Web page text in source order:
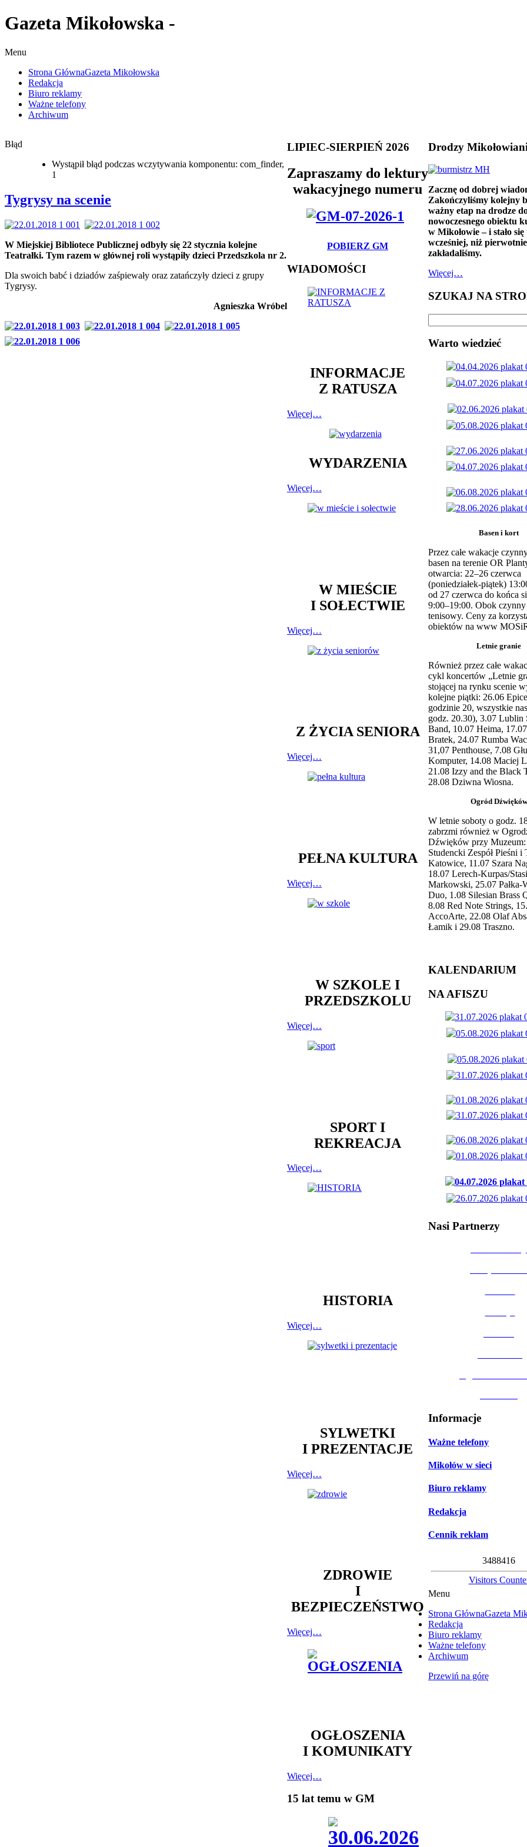
Gazeta Mikołowska -
Menu
Strona GłównaGazeta Mikołowska
Redakcja
Biuro reklamy
Ważne telefony
Archiwum
Błąd
Wystąpił błąd podczas wczytywania komponentu: com_finder,
1
Tygrysy na scenie
W Miejskiej Bibliotece Publicznej odbyły się 22 stycznia kolejne
Teatrałki. Tym razem w głównej roli wystąpiły dzieci Przedszkola nr 2.
Dla swoich babć i dziadów zaśpiewały oraz zatańczyły dzieci z grupy
Tygrysy.
Agnieszka Wróbel
LIPIEC-SIERPIEŃ 2026
Zapraszamy do lektury
wakacyjnego numeru
POBIERZ GM
WIADOMOŚCI
INFORMACJE
Z RATUSZA
Więcej…
WYDARZENIA
Więcej…
W MIEŚCIE
I SOŁECTWIE
Więcej…
Z ŻYCIA SENIORA
Więcej…
PEŁNA KULTURA
Więcej…
W SZKOLE I
PRZEDSZKOLU
Więcej…
SPORT I
REKREACJA
Więcej…
HISTORIA
Więcej…
SYLWETKI
I PREZENTACJE
Więcej…
ZDROWIE
I
BEZPIECZEŃSTWO
Więcej…
OGŁOSZENIA
I KOMUNIKATY
Więcej…
15 lat temu w GM
Drodzy
Zacznę od dobrej
Zakończyliśmy kolejny
ważny etap na drodze
nowoczesnego obiektu
w Mikołowie – i stało się
wcześniej, niż pierwotnie
zakładaliśmy.
Więcej…
SZUKAJ NA
Warto wiedzieć
Basen i kort
Przez całe wakacje
basen na terenie OR
otwarcia: 22–26 czerwca
(poniedziałek-piątek)
od 27 czerwca do końca
9:00–19:00. Obok
tenisowy. Ceny za
obiektów na www
Letnie granie
Również przez całe
cykl koncertów „Letnie
stojącej na rynku scenie
kolejne piątki: 26.06
godzinie 20, wszystkie
godz. 20.30), 3.07 Lublin
Band, 10.07 Heima,
Bratek, 24.07 Rumba
31,07 Penthouse, 7.08
Komputer, 14.08 Maciej
21.08 Izzy and the Black
28.08 Dziwna Wiosna.
Ogród Dźwięków
W letnie soboty o godz.
zabrzmi również w
Dźwięków przy
Studencki Zespół Pieśni i
Katowice, 11.07 Szara
18.07 Lerech-Kurpas/
Markowski, 25.07 Pałka-
Duo, 1.08 Silesian Brass
8.08 Red Note Strings,
AccoArte, 22.08 Olaf
Łamik i 29.08 Traszno.
KALENDARIUM
NA AFISZU
Nasi Partnerzy
Informacje
Ważne telefony
Mikołów w sieci
Biuro reklamy
Redakcja
Cennik reklam
3488416
Visitors
Menu
Strona GłównaGazeta
Redakcja
Biuro reklamy
Ważne telefony
Archiwum
Przewiń na górę